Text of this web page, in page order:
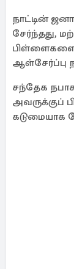
நாட்டின்
சேர்ந்தது,
ஆள்சேர்ப்பு
சந்தேக
அவருக்குப்
கடுமையாக